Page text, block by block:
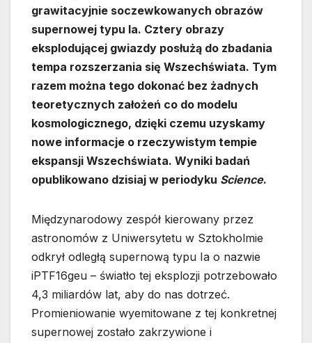
grawitacyjnie soczewkowanych obrazów
supernowej typu Ia. Cztery obrazy
eksplodującej gwiazdy posłużą do zbadania
tempa rozszerzania się Wszechświata. Tym
razem można tego dokonać bez żadnych
teoretycznych założeń co do modelu
kosmologicznego, dzięki czemu uzyskamy
nowe informacje o rzeczywistym tempie
ekspansji Wszechświata. Wyniki badań
opublikowano dzisiaj w periodyku Science.
Międzynarodowy zespół kierowany przez
astronomów z Uniwersytetu w Sztokholmie
odkrył odległą supernową typu Ia o nazwie
iPTF16geu – światło tej eksplozji potrzebowało
4,3 miliardów lat, aby do nas dotrzeć.
Promieniowanie wyemitowane z tej konkretnej
supernowej zostało zakrzywione i